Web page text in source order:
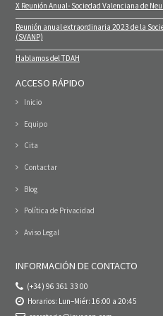
X Reunión Anual- Sociedad Valenciana de
Reunión anual extraordinaria 2023 de la
(SVANP)
Hablamos del TDAH
ACCESO RÁPIDO
Inicio
Equipo
Cita
Contactar
Blog
Política de Privacidad
Aviso Legal
INFORMACIÓN DE CONTACTO
(+34) 96 361 33 00
Horarios: Lun–Miér: 16:00 a 20:45